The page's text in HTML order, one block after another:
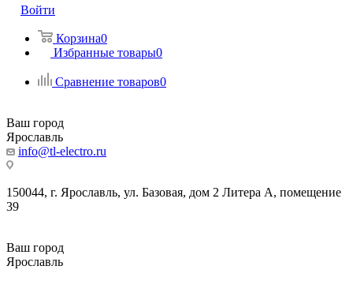
Войти
Корзина0
Избранные товары0
Сравнение товаров0
Ваш город
Ярославль
info@tl-electro.ru
150044, г. Ярославль, ул. Базовая, дом 2 Литера А, помещение
39
Ваш город
Ярославль